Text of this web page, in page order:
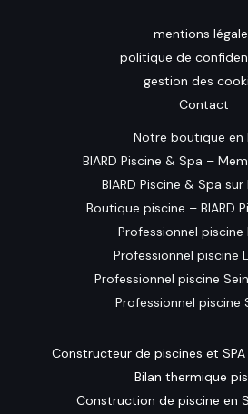
mentions
politique de
gestion des
Contact
Notre boutique en
BIARD Piscine & Spa –
BIARD Piscine & Spa
Boutique piscine – BIARD
Professionnel piscine
Professionnel piscine
Professionnel piscine
Professionnel piscine
Constructeur de piscines et
Bilan thermique
Construction de piscine en